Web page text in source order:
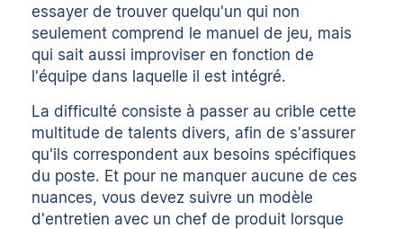
essayer de trouver quelqu'un qui non
seulement comprend le manuel de jeu, mais
qui sait aussi improviser en fonction de
l'équipe dans laquelle il est intégré.
La difficulté consiste à passer au crible cette
multitude de talents divers, afin de s'assurer
qu'ils correspondent aux besoins spécifiques
du poste. Et pour ne manquer aucune de ces
nuances, vous devez suivre un modèle
d'entretien avec un chef de produit lorsque